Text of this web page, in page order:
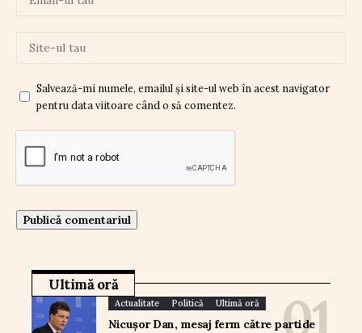
Salvează-mi numele, emailul și site-ul web în acest navigator
pentru data viitoare când o să comentez.
Ultimă oră
Actualitate Politică Ultimă oră
Nicușor Dan, mesaj ferm către partide